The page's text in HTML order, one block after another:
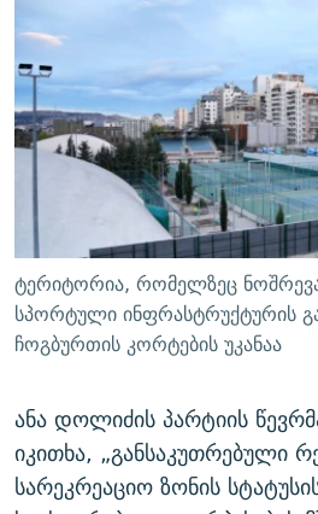
ტერიტორია, რომელზეც
სპორტული ინფრასტრუქტურის
ჩოგბურთის კორტების უკანაა
ანა დოლიძის პარტიის
იკითხა, „განსაკუთრებული
სარეკრეაციო ზონის